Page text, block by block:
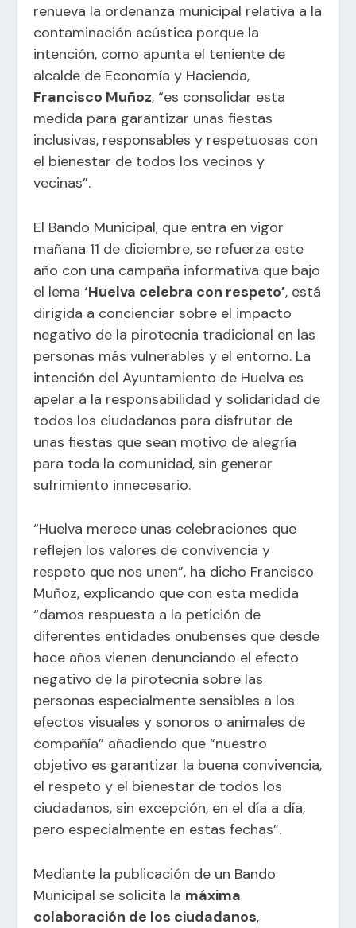
renueva la ordenanza municipal relativa a la
contaminación acústica porque la
intención, como apunta el teniente de
alcalde de Economía y Hacienda,
Francisco Muñoz, “es consolidar esta
medida para garantizar unas fiestas
inclusivas, responsables y respetuosas con
el bienestar de todos los vecinos y
vecinas”.
El Bando Municipal, que entra en vigor
mañana 11 de diciembre, se refuerza este
año con una campaña informativa que bajo
el lema‘Huelva celebra con respeto’, está
dirigida a concienciar sobre el impacto
negativo de la pirotecnia tradicional en las
personas más vulnerables y el entorno. La
intención del Ayuntamiento de Huelva es
apelar a la responsabilidad y solidaridad de
todos los ciudadanos para disfrutar de
unas fiestas que sean motivo de alegría
para toda la comunidad, sin generar
sufrimiento innecesario.
“Huelva merece unas celebraciones que
reflejen los valores de convivencia y
respeto que nos unen”, ha dicho Francisco
Muñoz, explicando que con esta medida
“damos respuesta a la petición de
diferentes entidades onubenses que desde
hace años vienen denunciando el efecto
negativo de la pirotecnia sobre las
personas especialmente sensibles a los
efectos visuales y sonoros o animales de
compañía” añadiendo que “nuestro
objetivo es garantizar la buena convivencia,
el respeto y el bienestar de todos los
ciudadanos, sin excepción, en el día a día,
pero especialmente en estas fechas”.
Mediante la publicación de un Bando
Municipal se solicita la máxima
colaboración de los ciudadanos,